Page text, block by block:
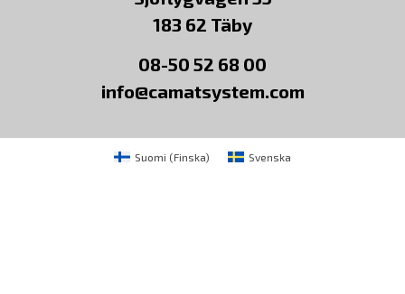
183 62 Täby
08-50 52 68 00
info@camatsystem.com
Suomi (Finska) Svenska